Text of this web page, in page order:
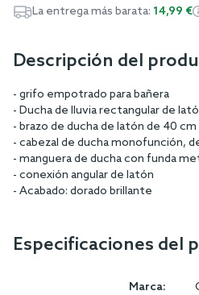
La entrega más barata: 14,99 €
Descripción del
- grifo empotrado para bañera
- Ducha de lluvia rectangular de
- brazo de ducha de latón de 40 cm
- cabezal de ducha monofunción,
- manguera de ducha con funda
- conexión angular de latón
- Acabado: dorado brillante
Especificaciones del
Marca: